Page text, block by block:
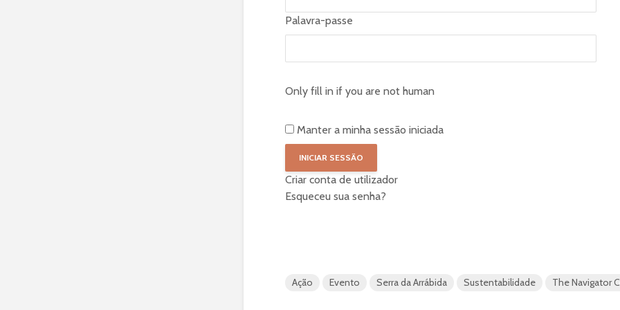
Palavra-passe
Only fill in if you are not human
Manter a minha sessão iniciada
Criar conta de utilizador
Esqueceu sua senha?
Ação Evento Serra da Arrábida Sustentabilidade The Navigator